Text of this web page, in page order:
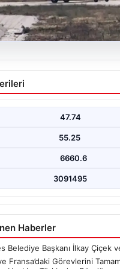
ve Fransa’daki
Yangın
Genel Müdürlüğü tarafından
47.74
55.25
6660.6
3091495
Haberler
Belediye Başkanı İlkay Çiçek
Fransa’daki Görevlerini